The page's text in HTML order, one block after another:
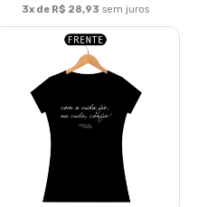
3x de R$ 28,93 sem juros